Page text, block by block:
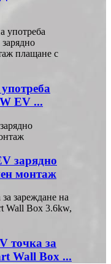
EV ...
зарядно
монтаж
точка за
Wall Box ...